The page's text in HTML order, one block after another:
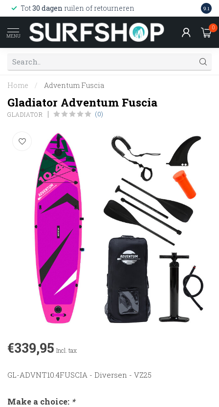
Tot30 dagen ruilen of retourneren 9.1
MENU
0
Home / Adventum Fuscia
Gladiator Adventum Fuscia
GLADIATOR (0)
€339,95 Incl. tax
GL-ADVNT10.4FUSCIA - Diversen - VZ25
Make a choice: *